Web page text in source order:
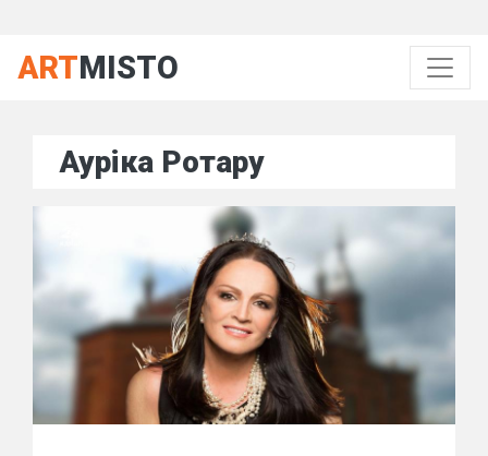
ARTMISTO
Ауріка Ротару